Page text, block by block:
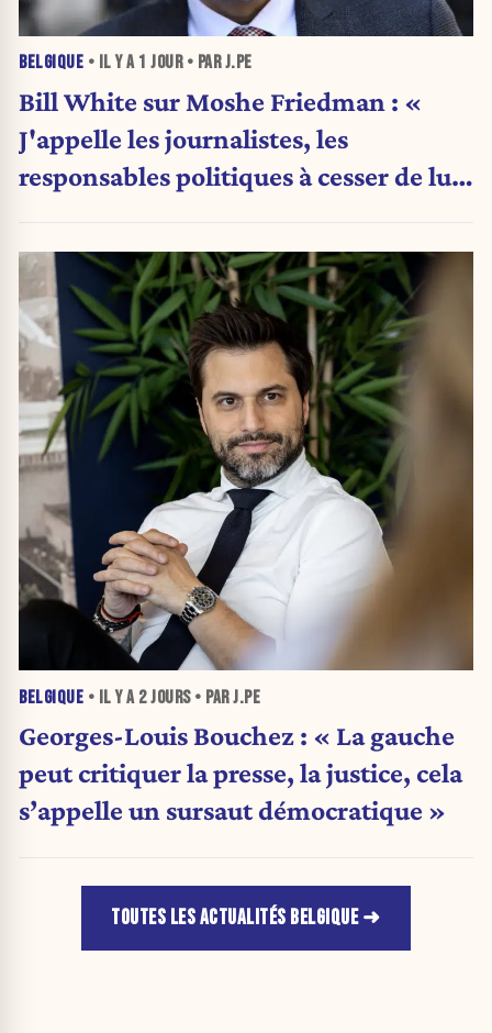
BELGIQUE • IL Y A 1 JOUR• PAR J.PE
Bill White sur Moshe Friedman : «
J'appelle les journalistes, les
responsables politiques à cesser de lui
BELGIQUE • IL Y A 2 JOURS• PAR J.PE
Georges-Louis Bouchez : « La gauche
peut critiquer la presse, la justice, cela
s’appelle un sursaut démocratique »
TOUTES LES ACTUALITÉS BELGIQUE